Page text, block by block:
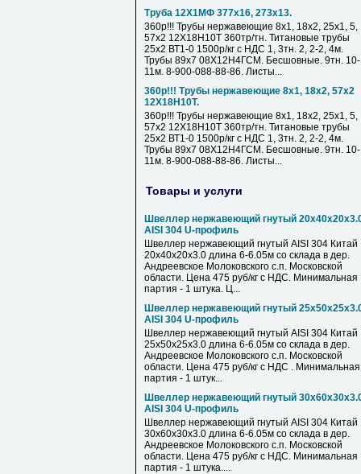
Труба 12Х1МФ 377х16, 273х13.
360р!!! Трубы нержавеющие 8х1, 18х2, 25х1, 5,
57х2 12Х18Н10Т 360тр/тн. Титановые трубы
25х2 ВТ1-0 1500р/кг с НДС 1, 3тн. 2, 2-2, 4м.
Трубы 89х7 08Х12Н4ГСМ. Бесшовные. 9тн. 10-
11м. 8-900-088-88-86. Листы...
360р!!! Трубы нержавеющие 8х1, 18х2, 57х2
12Х18Н10Т.
360р!!! Трубы нержавеющие 8х1, 18х2, 25х1, 5,
57х2 12Х18Н10Т 360тр/тн. Титановые трубы
25х2 ВТ1-0 1500р/кг с НДС 1, 3тн. 2, 2-2, 4м.
Трубы 89х7 08Х12Н4ГСМ. Бесшовные. 9тн. 10-
11м. 8-900-088-88-86. Листы...
Товары и услуги
Швеллер нержавеющий гнутый
AISI 304 U-профиль
Швеллер нержавеющий гнутый AISI 304 Китай
20х40х20х3.0 длина 6-6.05м со склада в дер.
Андреевское Молоковского с.п. Московской
области. Цена 475 руб/кг с НДС. Минимальная
партия - 1 штука. Ц...
Швеллер нержавеющий гнутый
AISI 304 U-профиль
Швеллер нержавеющий гнутый AISI 304 Китай
25х50х25х3.0 длина 6-6.05м со склада в дер.
Андреевское Молоковского с.п. Московской
области. Цена 475 руб/кг с НДС . Минимальная
партия - 1 штук...
Швеллер нержавеющий гнутый
AISI 304 U-профиль
Швеллер нержавеющий гнутый AISI 304 Китай
30х60х30х3.0 длина 6-6.05м со склада в дер.
Андреевское Молоковского с.п. Московской
области. Цена 475 руб/кг с НДС. Минимальная
партия - 1 штука....